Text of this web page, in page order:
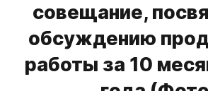
совещание,
обсуждению
работы за 10